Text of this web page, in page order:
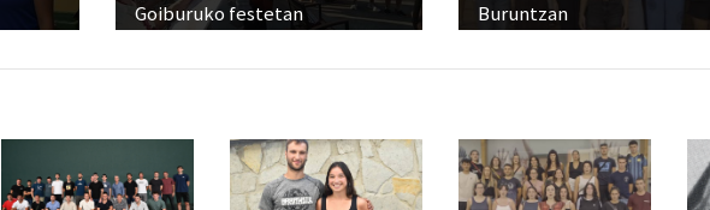
Goiburuko festetan
Buruntzan